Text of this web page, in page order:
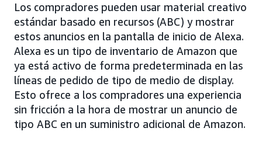
Los compradores pueden usar material creativo
estándar basado en recursos (ABC) y mostrar
estos anuncios en la pantalla de inicio de Alexa.
Alexa es un tipo de inventario de Amazon que
ya está activo de forma predeterminada en las
líneas de pedido de tipo de medio de display.
Esto ofrece a los compradores una experiencia
sin fricción a la hora de mostrar un anuncio de
tipo ABC en un suministro adicional de Amazon.